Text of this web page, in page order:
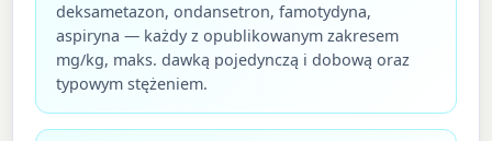
deksametazon, ondansetron, famotydyna,
aspiryna — każdy z opublikowanym zakresem
mg/kg, maks. dawką pojedynczą i dobową oraz
typowym stężeniem.